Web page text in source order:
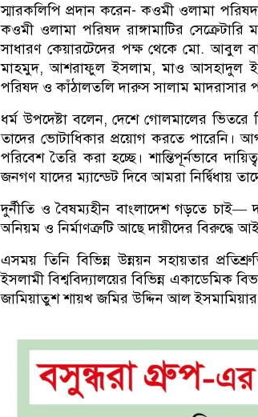
স্মারকলিপি প্রদান করেন- কওমী ওলামা
কওমী ওলামা পরিষদ রাঙ্গামাটির
সাধারণ কেয়ারটেদের পক্ষ থেকে মো. আবুল
মাহমুদ, আশরাফুল ইসলাম, মাও আসহাদুল
পরিষদ ও কাঁঠালতলি দারুস সালাম
ধর্ম উপদেষ্টা বলেন, দেশে গোলমালের ভিতরে
তাদের ভোটাধিকার প্রয়োগ করতে পারেনি।
পরিবেশ তৈরি করা হচ্ছে। শান্তিপূর্নভাবে
জনগণ যাদের ম্যান্ডেট দিবে আমরা নির্দ্বিধায়
দুর্নীতি ও বৈষম্যহীন বাংলাদেশ গড়তে
অনিয়ম ও নির্মাণত্রুটি আছে দায়ীদের বিরুদ্ধে
এসময় তিনি বিভিন্ন উন্নয়ন সহায়তার
ইসলামী বিশ্ববিদ্যালয়ের বিভিন্ন একাডেমিক
জামিয়াতুশ শায়খ জমির উদ্দিন আল